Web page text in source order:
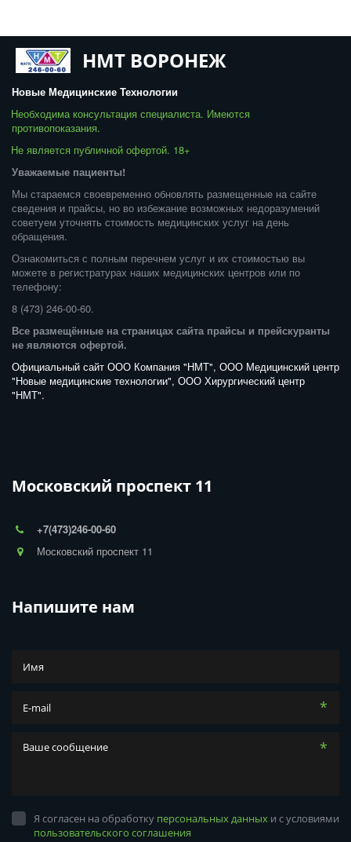
НМТ ВОРОНЕЖ
Новые Медицинские Технологии
Необходима консультация специалиста. Имеются
противопоказания.
Не является публичной офертой. 18+
Уважаемые пациенты!
Мы стараемся своевременно обновлять размещенные на сайте
сведения и прайсы, но во избежание возможных недоразумений
советуем уточнять стоимость медицинских услуг на день
обращения.
Ознакомиться с полным перечнем услуг и их стоимостью вы
можете в регистратурах наших медицинских центров или по
телефону:
8 (473) 246-00-60.
Все размещённые на страницах сайта прайсы и прейскуранты
не являются офертой.
Официальный сайт ООО Компания "НМТ", ООО Медицинский центр
"Новые медицинские технологии", ООО Хирургический центр
"НМТ".
Московский проспект 11
+7(473)246-00-60
Московский проспект 11
Напишите нам
*
*
Я согласен на обработку персональных данных и с условиями
пользовательского соглашения